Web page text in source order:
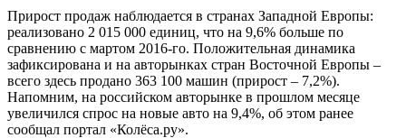
Прирост продаж наблюдается в странах Западной Европы:
реализовано 2 015 000 единиц, что на 9,6% больше по
сравнению с мартом 2016-го. Положительная динамика
зафиксирована и на авторынках стран Восточной Европы –
всего здесь продано 363 100 машин (прирост – 7,2%).
Напомним, на российском авторынке в прошлом месяце
увеличился спрос на новые авто на 9,4%, об этом ранее
сообщал портал «Колёса.ру».